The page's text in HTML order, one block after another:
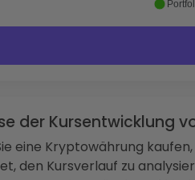
der Kursentwicklung
eine Kryptowährung
den Kursverlauf zu